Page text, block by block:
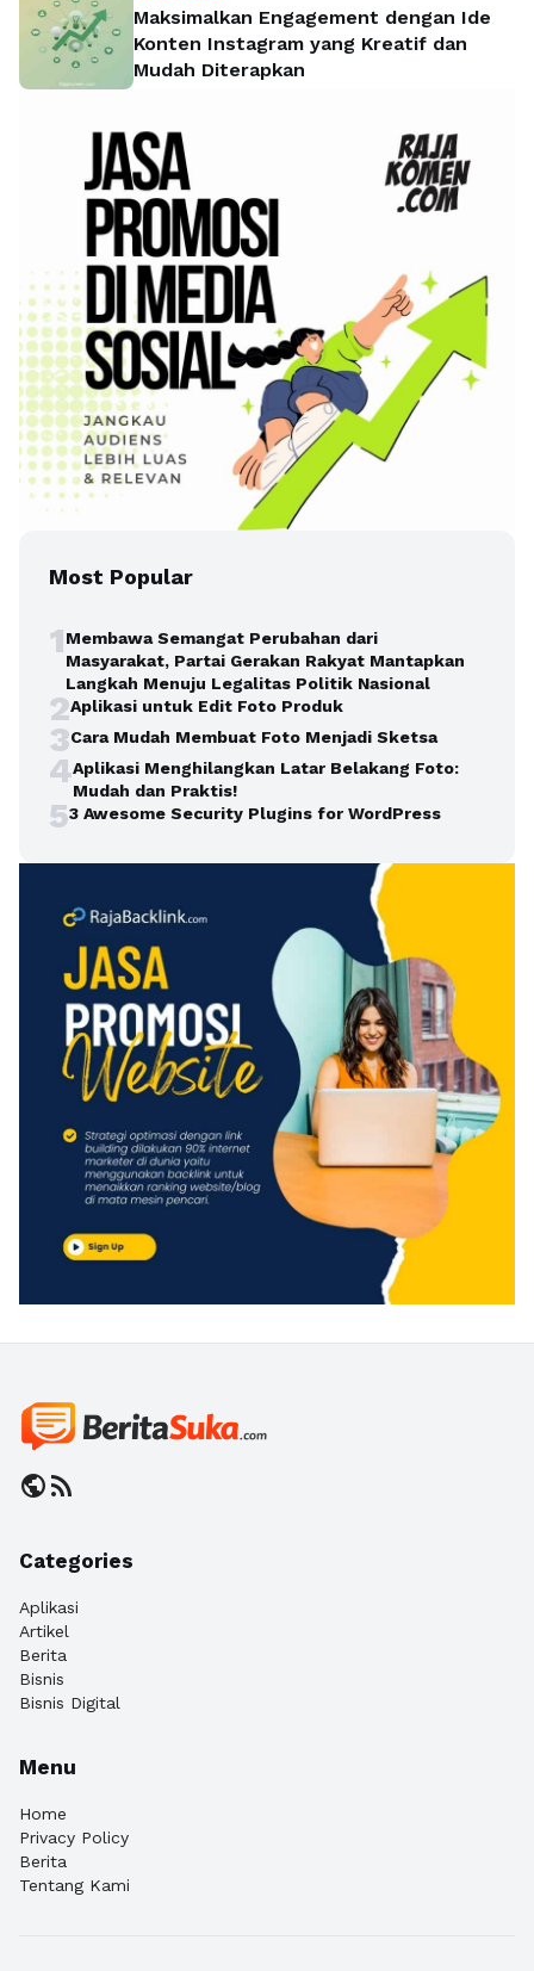
Maksimalkan Engagement dengan Ide
Konten Instagram yang Kreatif dan
Mudah Diterapkan
Most Popular
1Membawa Semangat Perubahan dari
Masyarakat, Partai Gerakan Rakyat Mantapkan
Langkah Menuju Legalitas Politik Nasional
2Aplikasi untuk Edit Foto Produk
3Cara Mudah Membuat Foto Menjadi Sketsa
4Aplikasi Menghilangkan Latar Belakang Foto:
Mudah dan Praktis!
53 Awesome Security Plugins for WordPress
publicrss_feed
Categories
Aplikasi
Artikel
Berita
Bisnis
Bisnis Digital
Menu
Home
Privacy Policy
Berita
Tentang Kami